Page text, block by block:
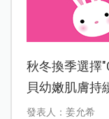
秋冬換季選擇
貝幼嫩肌膚持
發表人：姜允希